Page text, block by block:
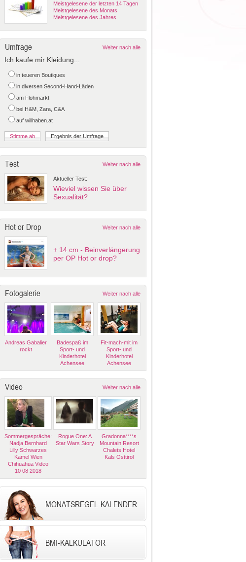
Meistgelesene der letzten 14 Tagen
Meistgelesene des Monats
Meistgelesene des Jahres
Umfrage Weiter nach alle
Ich kaufe mir Kleidung...
in teueren Boutiques
in diversen Second-Hand-Läden
am Flohmarkt
bei H&M, Zara, C&A
auf willhaben.at
Test Weiter nach alle
Aktueller Test:
Wieviel wissen Sie über
Sexualität?
Hot or Drop Weiter nach alle
+ 14 cm - Beinverlängerung
per OP Hot or drop?
Fotogalerie Weiter nach alle
Andreas Gabalier
rockt
Badespaß im
Sport- und
Kinderhotel
Achensee
Fit-mach-mit im
Sport- und
Kinderhotel
Achensee
Video Weiter nach alle
Sommergespräche:
Nadja Bernhard
Lilly Schwarzes
Kamel Wien
Chihuahua Video
10 08 2018
Rogue One: A
Star Wars Story
Gradonna****s
Mountain Resort
Chalets Hotel
Kals Osttirol
MONATSREGEL-KALENDER
BMI-KALKULATOR